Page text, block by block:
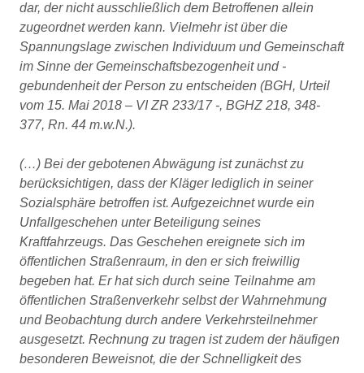
dar, der nicht ausschließlich dem Betroffenen allein
zugeordnet werden kann. Vielmehr ist über die
Spannungslage zwischen Individuum und Gemeinschaft
im Sinne der Gemeinschaftsbezogenheit und -
gebundenheit der Person zu entscheiden (BGH, Urteil
vom 15. Mai 2018 – VI ZR 233/17 -, BGHZ 218, 348-
377, Rn. 44 m.w.N.).
(…) Bei der gebotenen Abwägung ist zunächst zu
berücksichtigen, dass der Kläger lediglich in seiner
Sozialsphäre betroffen ist. Aufgezeichnet wurde ein
Unfallgeschehen unter Beteiligung seines
Kraftfahrzeugs. Das Geschehen ereignete sich im
öffentlichen Straßenraum, in den er sich freiwillig
begeben hat. Er hat sich durch seine Teilnahme am
öffentlichen Straßenverkehr selbst der Wahrnehmung
und Beobachtung durch andere Verkehrsteilnehmer
ausgesetzt. Rechnung zu tragen ist zudem der häufigen
besonderen Beweisnot, die der Schnelligkeit des